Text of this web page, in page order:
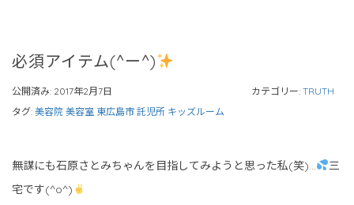
必須アイテム(^ー^)
公開済み: 2017年2月7日 カテゴリー: TRUTH
タグ: 美容院 美容室 東広島市 託児所 キッズルーム
無謀にも石原さとみちゃんを目指してみようと思った私(笑)…
三
宅です(^o^)